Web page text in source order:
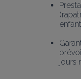
jours